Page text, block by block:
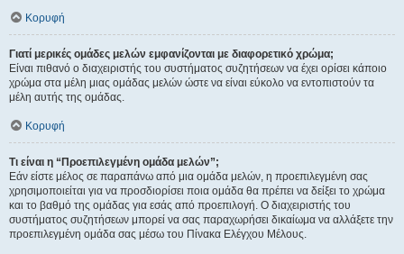
Κορυφή
Γιατί μερικές ομάδες μελών εμφανίζονται με διαφορετικό χρώμα;
Είναι πιθανό ο διαχειριστής του συστήματος συζητήσεων να έχει ορίσει κάποιο
χρώμα στα μέλη μιας ομάδας μελών ώστε να είναι εύκολο να εντοπιστούν τα
μέλη αυτής της ομάδας.
Κορυφή
Τι είναι η “Προεπιλεγμένη ομάδα μελών”;
Εάν είστε μέλος σε παραπάνω από μια ομάδα μελών, η προεπιλεγμένη σας
χρησιμοποιείται για να προσδιορίσει ποια ομάδα θα πρέπει να δείξει το χρώμα
και το βαθμό της ομάδας για εσάς από προεπιλογή. Ο διαχειριστής του
συστήματος συζητήσεων μπορεί να σας παραχωρήσει δικαίωμα να αλλάξετε την
προεπιλεγμένη ομάδα σας μέσω του Πίνακα Ελέγχου Μέλους.